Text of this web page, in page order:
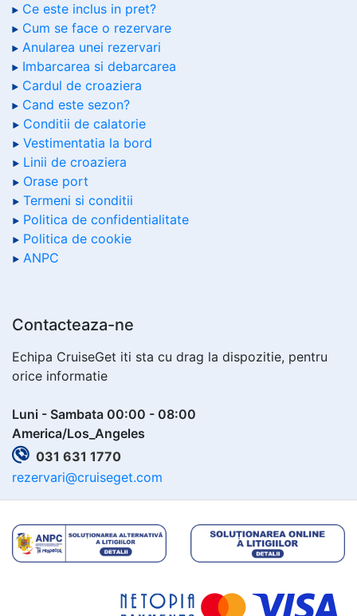
Ce este inclus in pret?
Cum se face o rezervare
Anularea unei rezervari
Imbarcarea si debarcarea
Cardul de croaziera
Cand este sezon?
Conditii de calatorie
Vestimentatia la bord
Linii de croaziera
Orase port
Termeni si conditii
Politica de confidentialitate
Politica de cookie
ANPC
Contacteaza-ne
Echipa CruiseGet iti sta cu drag la dispozitie, pentru
orice informatie
Luni - Sambata 00:00 - 08:00
America/Los_Angeles
031 631 1770
rezervari@cruiseget.com